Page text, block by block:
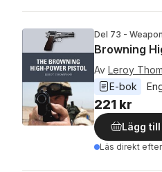
Del 73 - Weapon
Browning
Av Leroy
E-bok
221 kr
Lägg till
Läs direkt